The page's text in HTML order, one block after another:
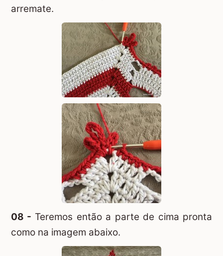
arremate.
08 - Teremos então a parte de cima pronta
como na imagem abaixo.